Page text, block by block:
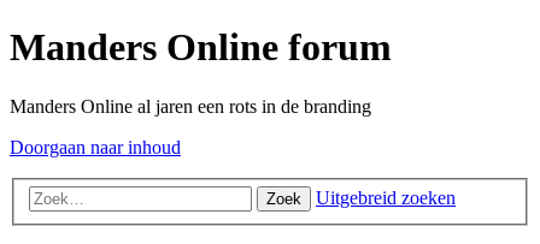
Manders Online forum
Manders Online al jaren een rots in de branding
Doorgaan naar inhoud
Zoek Uitgebreid zoeken